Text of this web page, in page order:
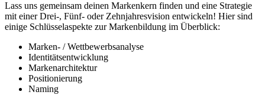
Lass uns gemeinsam deinen Markenkern finden und eine Strategie
mit einer Drei-, Fünf- oder Zehnjahresvision entwickeln! Hier sind
einige Schlüsselaspekte zur Markenbildung im Überblick:
Marken- / Wettbewerbsanalyse
Identitätsentwicklung
Markenarchitektur
Positionierung
Naming